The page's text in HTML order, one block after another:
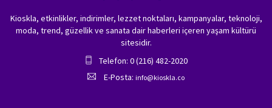
Kioskla, etkinlikler, indirimler, lezzet noktaları, kampanyalar, teknoloji,
moda, trend, güzellik ve sanata dair haberleri içeren yaşam kültürü
sitesidir.
Telefon: 0 (216) 482-2020
E-Posta: info@kioskla.co